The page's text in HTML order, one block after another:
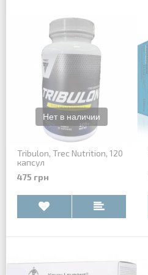
Tribulon, Trec Nutrition, 120
капсул
475 грн